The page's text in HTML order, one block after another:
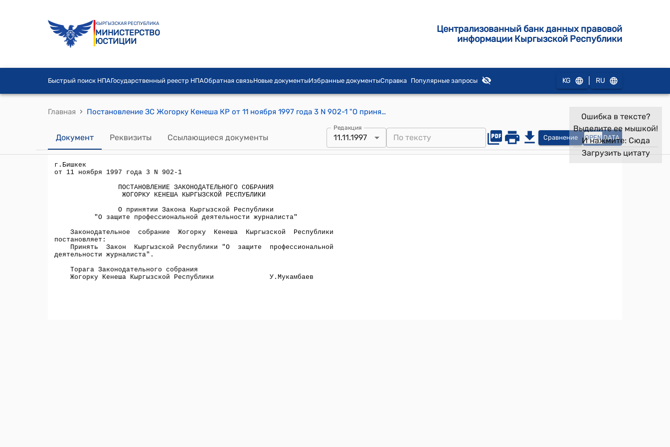
КЫРГЫЗСКАЯ РЕСПУБЛИКА
МИНИСТЕРСТВО
ЮСТИЦИИ
Централизованный банк данных правовой
информации Кыргызской Республики
Быстрый поиск НПАГосударственный реестр НПАОбратная связьНовые документыИзбранные документыСправка Популярные запросы KG RU
Главная › Постановление ЗС Жогорку Кенеша КР от 11 ноября 1997 года 3 N 902-1 "О принятии Закона Кыргызской Республики "О защите профессиональной деятельности журналиста"
Документ Реквизиты Ссылающиеся документы
Редакция
11.11.1997 Сравнение OPEN DATA
Ошибка в тексте?
Выделите ее мышкой!
И нажмите: Сюда
Загрузить цитату